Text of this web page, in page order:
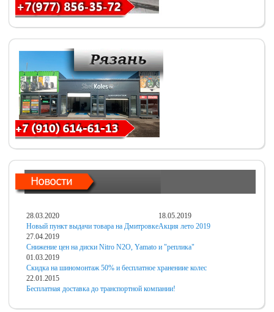
28.03.2020
Новый пункт выдачи товара на Дмитровке
18.05.2019
Акция лето 2019
27.04.2019
Снижение цен на диски Nitro N2O, Yamato и "реплика"
01.03.2019
Скидка на шиномонтаж 50% и бесплатное хранениие колес
22.01.2015
Бесплатная доставка до транспортной компании!